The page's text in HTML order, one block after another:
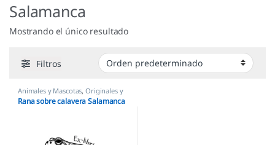
Salamanca
Mostrando el único resultado
Filtros
Animales y Mascotas,Originales y
Creativos , Sellos Ex Libris
Rana sobre calavera Salamanca